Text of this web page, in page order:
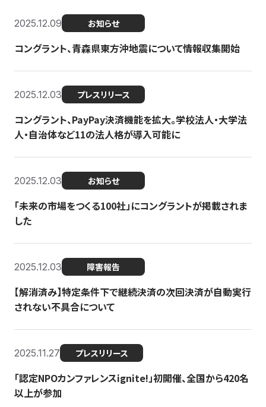
2025.12.09 お知らせ
コングラント、青森県東方沖地震について情報収集開始
2025.12.03 プレスリリース
コングラント、PayPay決済機能を拡大。学校法人・大学法
人・自治体など11の法人格が導入可能に
2025.12.03 お知らせ
「未来の市場をつくる100社」にコングラントが掲載されま
した
2025.12.03 障害報告
【解消済み】特定条件下で継続決済の次回決済が自動実行
されない不具合について
2025.11.27 プレスリリース
「認定NPOカンファレンスignite!」初開催、全国から420名
以上が参加